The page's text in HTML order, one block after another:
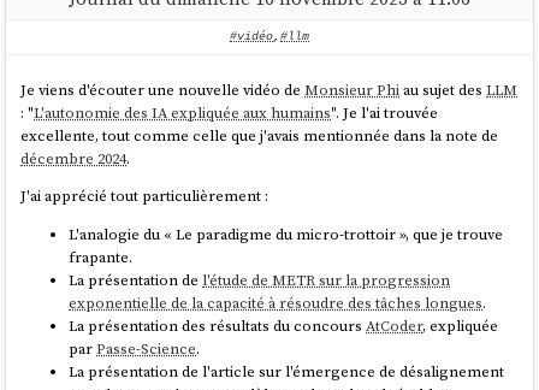
#vidéo, #llm
Je viens d'écouter une nouvelle vidéo deMonsieur Phiau sujet desLLM
: "L'autonomie des IA expliquée aux humains". Je l'ai trouvée
excellente, tout comme celle que j'avais mentionnée dans la note de
décembre 2024.
J'ai apprécié tout particulièrement :
L'analogie du « Le paradigme du micro-trottoir », que je trouve
frapante.
La présentation de l'étude de METR sur la progression
exponentielle de la capacité à résoudre des tâches longues.
La présentation des résultats du concoursAtCoder, expliquée
parPasse-Science.
La présentation de l'article sur l'émergence de désalignement